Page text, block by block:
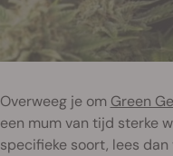
Overweeg je om Green
een mum van tijd sterke
specifieke soort, lees